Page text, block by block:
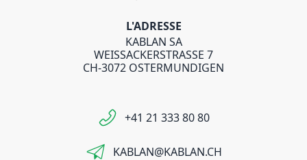
L'ADRESSE
KABLAN SA
WEISSACKERSTRASSE 7
CH-3072 OSTERMUNDIGEN
+41 21 333 80 80
KABLAN@KABLAN.CH